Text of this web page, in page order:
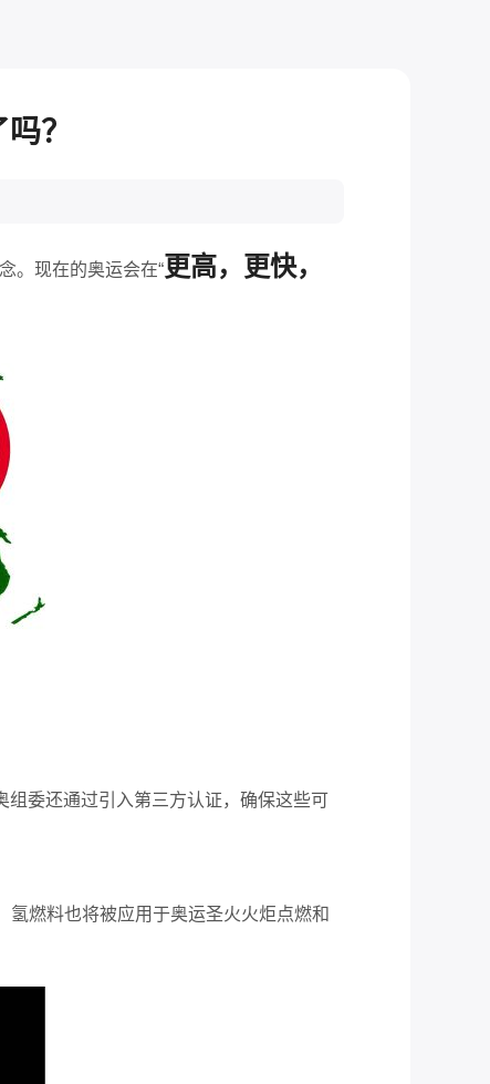
？
。现在的奥运会在“更高，更快，
组委还通过引入第三方认证，确保这些可
燃料也将被应用于奥运圣火火炬点燃和